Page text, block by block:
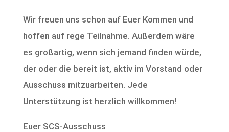
Wir freuen uns schon auf Euer Kommen und
hoffen auf rege Teilnahme. Außerdem wäre
es großartig, wenn sich jemand finden würde,
der oder die bereit ist, aktiv im Vorstand oder
Ausschuss mitzuarbeiten. Jede
Unterstützung ist herzlich willkommen!
Euer SCS-Ausschuss